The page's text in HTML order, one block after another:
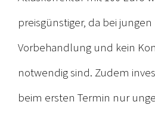
preisgünstiger, da bei
Vorbehandlung und kein
notwendig sind. Zudem
beim ersten Termin nur